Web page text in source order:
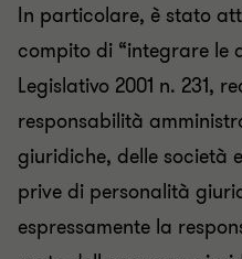
In particolare, è stato
compito di “integrare le
Legislativo 2001 n. 231,
responsabilità
giuridiche, delle società
prive di personalità
espressamente la